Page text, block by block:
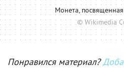
Монета,
© Wikimedia
Понравился материал?